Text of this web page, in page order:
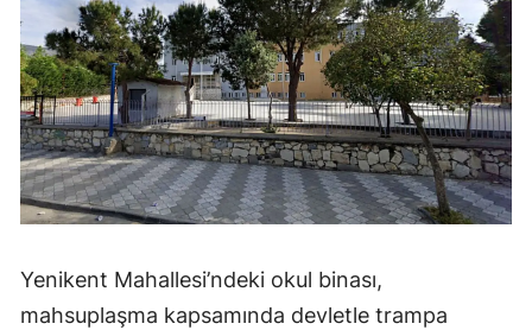
Yenikent Mahallesi’ndeki okul binası,
mahsuplaşma kapsamında devletle trampa